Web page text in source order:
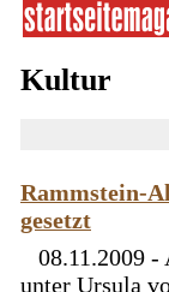
Kultur
Rammstein-
gesetzt
08.11.2009
unter Ursula